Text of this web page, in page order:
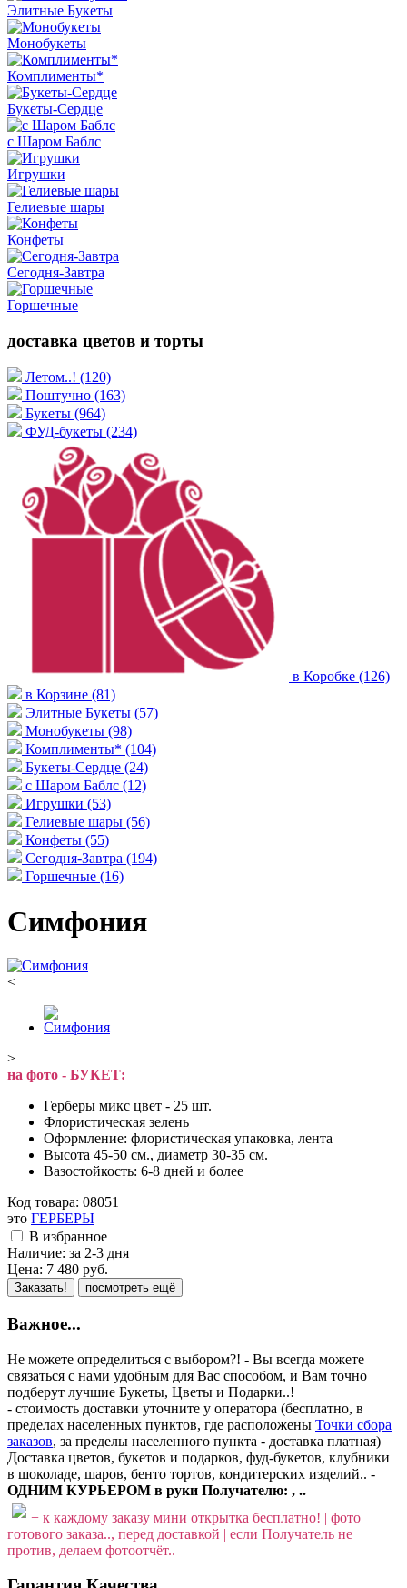
Элитные Букеты
Монобукеты
Комплименты*
Букеты-Сердце
с Шаром Баблс
Игрушки
Гелиевые шары
Конфеты
Сегодня-Завтра
Горшечные
доставка цветов и торты
Летом..! (120)
Поштучно (163)
Букеты (964)
ФУД-букеты (234)
в Коробке (126)
в Корзине (81)
Элитные Букеты (57)
Монобукеты (98)
Комплименты* (104)
Букеты-Сердце (24)
с Шаром Баблс (12)
Игрушки (53)
Гелиевые шары (56)
Конфеты (55)
Сегодня-Завтра (194)
Горшечные (16)
Симфония
<
>
на фото - БУКЕТ:
Герберы микс цвет - 25 шт.
Флористическая зелень
Оформление: флористическая упаковка, лента
Высота 45-50 см., диаметр 30-35 см.
Вазостойкость: 6-8 дней и более
Код товара: 08051
это ГЕРБЕРЫ
В избранное
Наличие: за 2-3 дня
Цена: 7 480 руб.
Заказать! посмотреть ещё
Важное...
Не можете определиться с выбором?! - Вы всегда можете
связаться с нами удобным для Вас способом, и Вам точно
подберут лучшие Букеты, Цветы и Подарки..!
- стоимость доставки уточните у оператора (бесплатно, в
пределах населенных пунктов, где расположены Точки сбора
заказов, за пределы населенного пункта - доставка платная)
Доставка цветов, букетов и подарков, фуд-букетов, клубники
в шоколаде, шаров, бенто тортов, кондитерских изделий.. -
ОДНИМ КУРЬЕРОМ в руки Получателю: , ..
+ к каждому заказу мини открытка бесплатно! | фото
готового заказа.., перед доставкой | если Получатель не
против, делаем фотоотчёт..